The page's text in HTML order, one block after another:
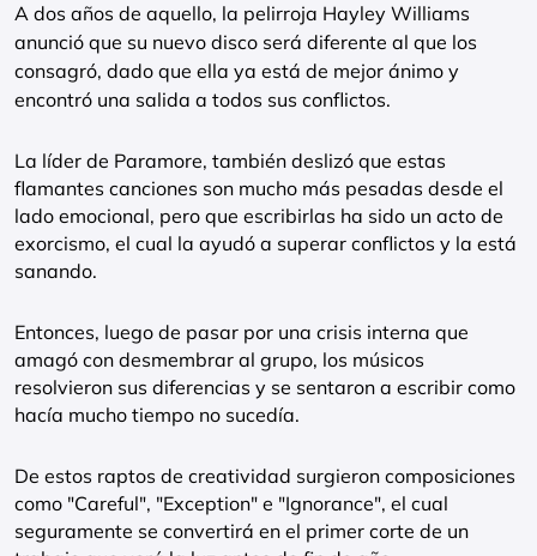
A dos años de aquello, la pelirroja Hayley Williams
anunció que su nuevo disco será diferente al que los
consagró, dado que ella ya está de mejor ánimo y
encontró una salida a todos sus conflictos.
La líder de Paramore, también deslizó que estas
flamantes canciones son mucho más pesadas desde el
lado emocional, pero que escribirlas ha sido un acto de
exorcismo, el cual la ayudó a superar conflictos y la está
sanando.
Entonces, luego de pasar por una crisis interna que
amagó con desmembrar al grupo, los músicos
resolvieron sus diferencias y se sentaron a escribir como
hacía mucho tiempo no sucedía.
De estos raptos de creatividad surgieron composiciones
como "Careful", "Exception" e "Ignorance", el cual
seguramente se convertirá en el primer corte de un